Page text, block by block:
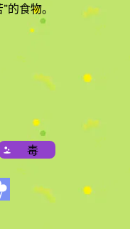
的食物。
毒